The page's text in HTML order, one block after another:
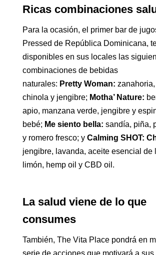
Ricas combinaciones
Para la ocasión, el primer bar de
Pressed de República Dominicana,
disponibles en sus locales las
combinaciones de bebidas
naturales: PrettyWoman:
chinola y jengibre; Motha’ Nature:
apio, manzana verde, jengibre y
bebé; Me siento bella: sandía, piña,
y romero fresco; y Calming SHOT:
jengibre, lavanda, aceite esencial de
limón, hemp oil y CBD oil.
La salud viene de lo que
consumes
También, The Vita Place pondrá en
serie de acciones que motivará a sus